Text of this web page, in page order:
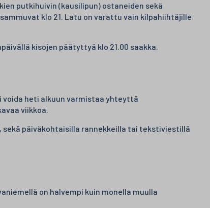
putkihuivin (kausilipun) ostaneiden sekä
klo 21. Latu on varattu vain kilpahiihtäjille
kisojen päätyttyä klo 21.00 saakka.
voida heti alkuun varmistaa yhteyttä
viikkoa.
päiväkohtaisilla rannekkeilla tai tekstiviestillä
on halvempi kuin monella muulla